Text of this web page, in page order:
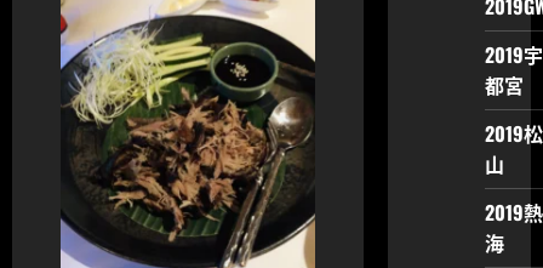
2019宇
都宮
2019松
山
2019熱
海